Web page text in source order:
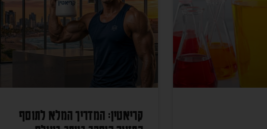
קריאטין: המדריך המלא לתוסף